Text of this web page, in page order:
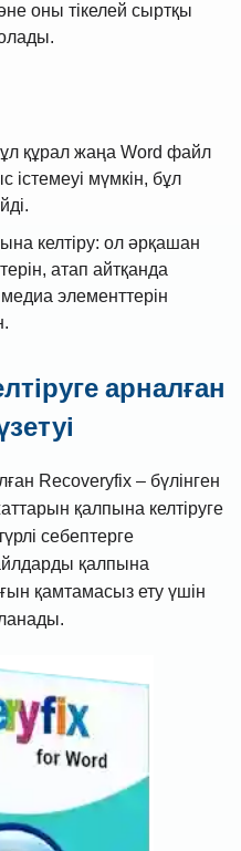
оны тікелей сыртқы
құрал жаңа Word файл
істемеуі мүмкін, бұл
келтіру: ол әрқашан
атап айтқанда
элементтерін
арналған
Recoveryfix – бүлінген
қалпына келтіруге
себептерге
қалпына
қамтамасыз ету үшін